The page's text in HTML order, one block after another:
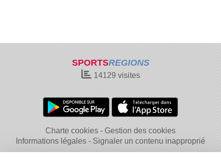
SPORTSREGIONS
14129 visites
Charte cookies
Gestion des cookies
Informations légales
Signaler un contenu inapproprié